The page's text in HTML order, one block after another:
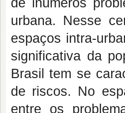
de inúmeros
urbana. Nesse
espaços intra-
significativa da
Brasil tem se
de riscos. No
entre os